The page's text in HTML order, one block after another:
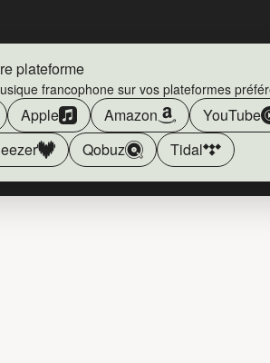
plateforme
francophone sur vos plateformes
Apple Amazon
YouTube
Qobuz Tidal